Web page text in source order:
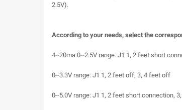
2.5V).
According to your needs, select the
4--20ma:0--2.5V range: J1 1, 2 feet short
0--3.3V range: J1 1, 2 feet off, 3, 4 feet off
0--5.0V range: J1 1, 2 feet short connection,